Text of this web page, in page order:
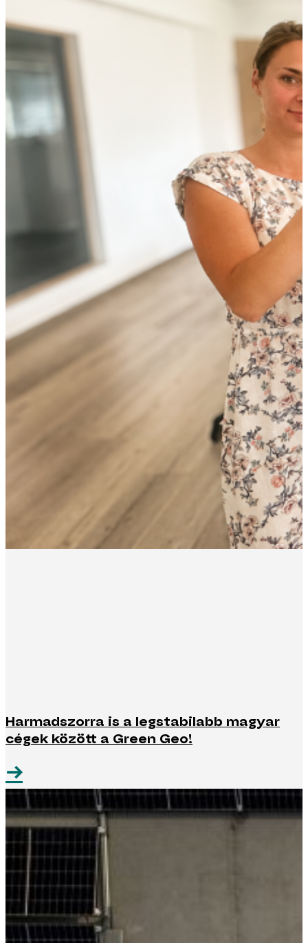
Harmadszorra is a legstabilabb magyar
cégek között a Green Geo!
→